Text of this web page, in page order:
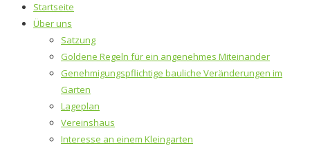
Startseite
Über uns
Satzung
Goldene Regeln für ein angenehmes Miteinander
Genehmigungspflichtige bauliche Veränderungen im
Garten
Lageplan
Vereinshaus
Interesse an einem Kleingarten